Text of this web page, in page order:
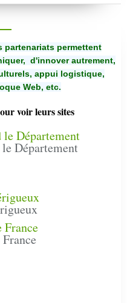
partenariats permettent
d'innover autrement,
appui logistique,
Web, etc.
voir leurs sites
Département